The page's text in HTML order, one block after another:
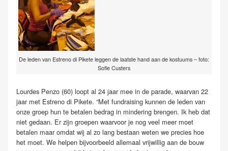
De leden van Estreno di Pikete leggen de laatste hand aan de kostuums – foto:
Sofie Custers
Lourdes Penzo (60) loopt al 24 jaar mee in de parade, waarvan 22
jaar met Estreno di Pikete. “Met fundraising kunnen de leden van
onze groep hun te betalen bedrag in mindering brengen. Ik heb dat
niet gedaan. Er zijn groepen waarvoor je nog veel meer moet
betalen maar omdat wij al zo lang bestaan weten we precies hoe
het moet. We helpen bijvoorbeeld allemaal vrijwillig aan de bouw